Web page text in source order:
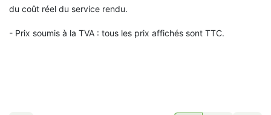
du coût réel du service rendu.
- Prix soumis à la TVA : tous les prix affichés sont TTC.